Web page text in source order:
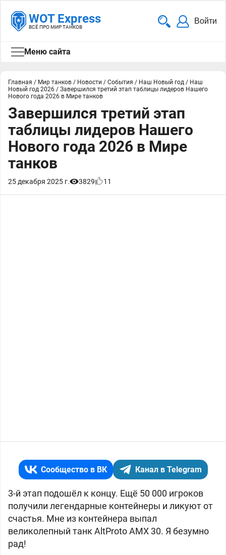
WOT Express
ВСЁ ПРО МИР ТАНКОВ
Войти
Меню сайта
Главная / Мир танков / Новости / События / Наш Новый год / Наш
Новый год 2026 / Завершился третий этап таблицы лидеров Нашего
Нового года 2026 в Мире танков
Завершился третий этап
таблицы лидеров Нашего
Нового года 2026 в Мире
танков
25 декабря 2025 г. 3829 11
Сообщество в ВК Канал в Telegram
3-й этап подошёл к концу. Ещё 50 000 игроков
получили легендарные контейнеры и ликуют от
счастья. Мне из контейнера выпал
великолепный танк AltProto AMX 30. Я безумно
рад!